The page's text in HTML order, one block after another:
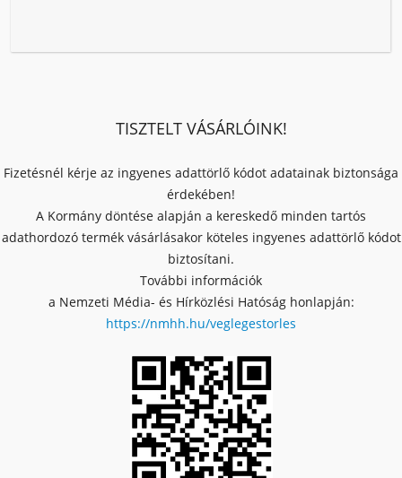
TISZTELT VÁSÁRLÓINK!
Fizetésnél kérje az ingyenes adattörlő kódot adatainak biztonsága
érdekében!
A Kormány döntése alapján a kereskedő minden tartós
adathordozó termék vásárlásakor köteles ingyenes adattörlő kódot
biztosítani.
További információk
a Nemzeti Média- és Hírközlési Hatóság honlapján:
https://nmhh.hu/veglegestorles